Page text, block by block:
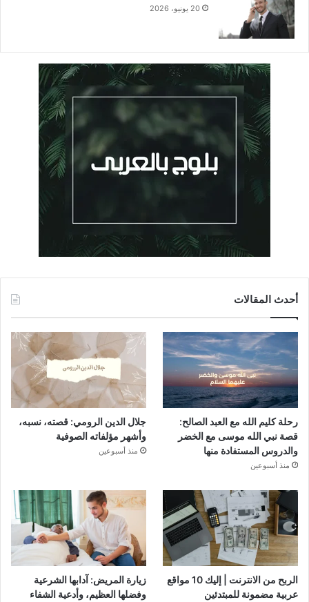
20 يونيو، 2026
أحدث المقالات
رحلة كليم الله مع العبد الصالح:
قصة نبي الله موسى مع الخضر
والدروس المستفادة منها
منذ أسبوعين
جلال الدين الرومي: قصته، نسبه،
وأشهر مؤلفاته الصوفية
منذ أسبوعين
الربح من الانترنت | إليك 10 مواقع
عربية مضمونة للمبتدئين
زيارة المريض: آدابها الشرعية
وفضلها العظيم، وأدعية الشفاء